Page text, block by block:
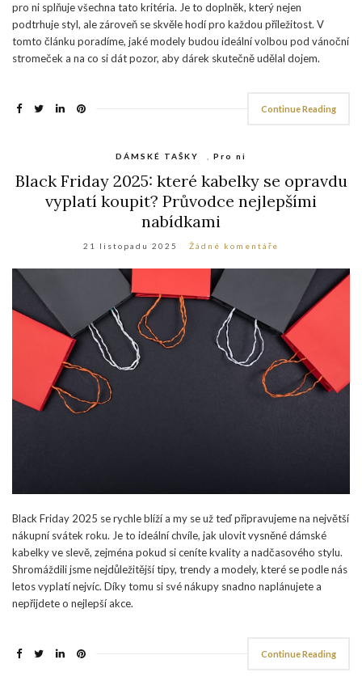
pro ni splňuje všechna tato kritéria. Je to doplněk, který nejen
podtrhuje styl, ale zároveň se skvěle hodí pro každou příležitost. V
tomto článku poradíme, jaké modely budou ideální volbou pod vánoční
stromeček a na co si dát pozor, aby dárek skutečně udělal dojem.
Continue Reading
DÁMSKÉ TAŠKY Pro ni
Black Friday 2025: které kabelky se opravdu
vyplatí koupit? Průvodce nejlepšími
nabídkami
21 listopadu 2025 Žádné komentáře
Black Friday 2025 se rychle blíží a my se už teď připravujeme na největší
nákupní svátek roku. Je to ideální chvíle, jak ulovit vysněné dámské
kabelky ve slevě, zejména pokud si ceníte kvality a nadčasového stylu.
Shromáždili jsme nejdůležitější tipy, trendy a modely, které se podle nás
letos vyplatí nejvíc. Díky tomu si své nákupy snadno naplánujete a
nepřijdete o nejlepší akce.
Continue Reading